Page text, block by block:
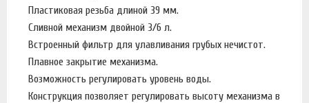
Пластиковая резьба длиной 39 мм.
Сливной механизм двойной 3/6 л.
Встроенный фильтр для улавливания грубых нечистот.
Плавное закрытие механизма.
Возможность регулировать уровень воды.
Конструкция позволяет регулировать высоту механизма в